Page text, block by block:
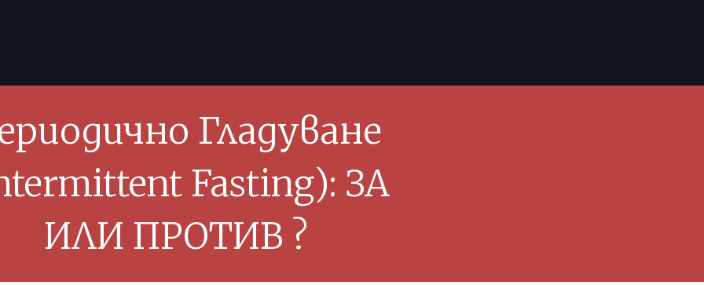
Гладуване
Fasting): ЗА
ИЛИ ПРОТИВ ?